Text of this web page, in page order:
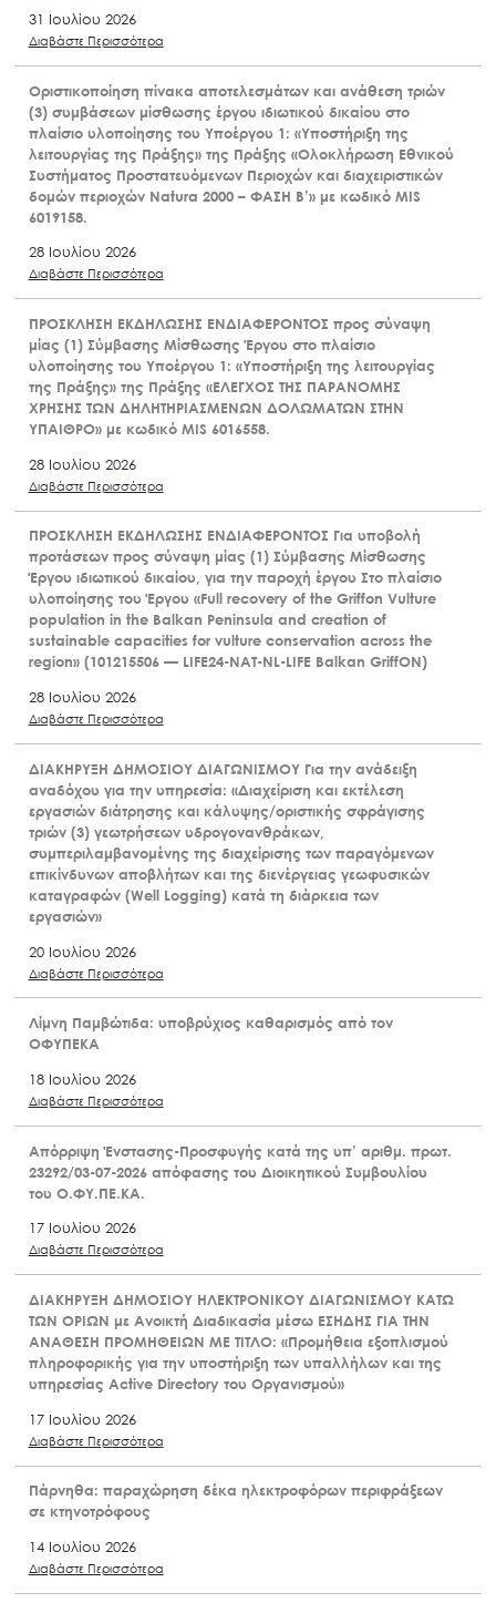
31 Ιουλίου 2026
Διαβάστε Περισσότερα
Οριστικοποίηση πίνακα αποτελεσμάτων και ανάθεση τριών
(3) συμβάσεων μίσθωσης έργου ιδιωτικού δικαίου στο
πλαίσιο υλοποίησης του Υποέργου 1: «Υποστήριξη της
λειτουργίας της Πράξης» της Πράξης «Ολοκλήρωση Εθνικού
Συστήματος Προστατευόμενων Περιοχών και διαχειριστικών
δομών περιοχών Natura 2000 – ΦΑΣΗ Β’» με κωδικό MIS
6019158.
28 Ιουλίου 2026
Διαβάστε Περισσότερα
ΠΡΟΣΚΛΗΣΗ ΕΚΔΗΛΩΣΗΣ ΕΝΔΙΑΦΕΡΟΝΤΟΣ προς σύναψη
μίας (1) Σύμβασης Μίσθωσης Έργου στο πλαίσιο
υλοποίησης του Υποέργου 1: «Υποστήριξη της λειτουργίας
της Πράξης» της Πράξης «ΕΛΕΓΧΟΣ ΤΗΣ ΠΑΡΑΝΟΜΗΣ
ΧΡΗΣΗΣ ΤΩΝ ΔΗΛΗΤΗΡΙΑΣΜΕΝΩΝ ΔΟΛΩΜΑΤΩΝ ΣΤΗΝ
ΥΠΑΙΘΡΟ» με κωδικό MIS 6016558.
28 Ιουλίου 2026
Διαβάστε Περισσότερα
ΠΡΟΣΚΛΗΣΗ ΕΚΔΗΛΩΣΗΣ ΕΝΔΙΑΦΕΡΟΝΤΟΣ Για υποβολή
προτάσεων προς σύναψη μίας (1) Σύμβασης Μίσθωσης
Έργου ιδιωτικού δικαίου, για την παροχή έργου Στο πλαίσιο
υλοποίησης του Έργου «Full recovery of the Griffon Vulture
population in the Balkan Peninsula and creation of
sustainable capacities for vulture conservation across the
region» (101215506 — LIFE24-NAT-NL-LIFE Balkan GriffON)
28 Ιουλίου 2026
Διαβάστε Περισσότερα
ΔΙΑΚΗΡΥΞΗ ΔΗΜΟΣΙΟΥ ΔΙΑΓΩΝΙΣΜΟΥ Για την ανάδειξη
αναδόχου για την υπηρεσία: «Διαχείριση και εκτέλεση
εργασιών διάτρησης και κάλυψης/οριστικής σφράγισης
τριών (3) γεωτρήσεων υδρογονανθράκων,
συμπεριλαμβανομένης της διαχείρισης των παραγόμενων
επικίνδυνων αποβλήτων και της διενέργειας γεωφυσικών
καταγραφών (Well Logging) κατά τη διάρκεια των
εργασιών»
20 Ιουλίου 2026
Διαβάστε Περισσότερα
Λίμνη Παμβώτιδα: υποβρύχιος καθαρισμός από τον
ΟΦΥΠΕΚΑ
18 Ιουλίου 2026
Διαβάστε Περισσότερα
Απόρριψη Ένστασης-Προσφυγής κατά της υπ’ αριθμ. πρωτ.
23292/03-07-2026 απόφασης του Διοικητικού Συμβουλίου
του Ο.ΦΥ.ΠΕ.ΚΑ.
17 Ιουλίου 2026
Διαβάστε Περισσότερα
ΔΙΑΚΗΡΥΞΗ ΔΗΜΟΣΙΟΥ ΗΛΕΚΤΡΟΝΙΚΟΥ ΔΙΑΓΩΝΙΣΜΟΥ ΚΑΤΩ
ΤΩΝ ΟΡΙΩΝ με Ανοικτή Διαδικασία μέσω ΕΣΗΔΗΣ ΓΙΑ ΤΗΝ
ΑΝΑΘΕΣΗ ΠΡΟΜΗΘΕΙΩΝ ΜΕ ΤΙΤΛΟ: «Προμήθεια εξοπλισμού
πληροφορικής για την υποστήριξη των υπαλλήλων και της
υπηρεσίας Active Directory του Οργανισμού»
17 Ιουλίου 2026
Διαβάστε Περισσότερα
Πάρνηθα: παραχώρηση δέκα ηλεκτροφόρων περιφράξεων
σε κτηνοτρόφους
14 Ιουλίου 2026
Διαβάστε Περισσότερα